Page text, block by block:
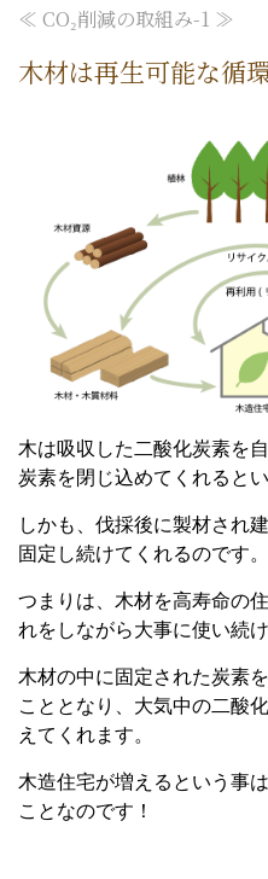
≪ CO₂削減の取組み-1 ≫
木材は再生可能な循
木は吸収した二酸化炭素を
炭素を閉じ込めてくれると
しかも、伐採後に製材され
固定し続けてくれるのです。
つまりは、木材を高寿命の
れをしながら大事に使い続け
木材の中に固定された炭素
こととなり、大気中の二酸
えてくれます。
木造住宅が増えるという事
ことなのです！